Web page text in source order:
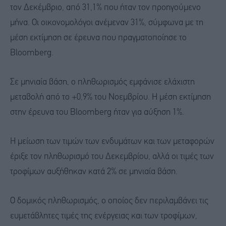
τον Δεκέμβριο, από 31,1% που ήταν τον προηγούμενο
μήνα. Οι οικονομολόγοι ανέμεναν 31%, σύμφωνα με τη
μέση εκτίμηση σε έρευνα που πραγματοποίησε το
Bloomberg.
Σε μηνιαία βάση, ο πληθωρισμός εμφάνισε ελάχιστη
μεταβολή από το +0,9% του Νοεμβρίου. Η μέση εκτίμηση
στην έρευνα του Bloomberg ήταν για αύξηση 1%.
Η μείωση των τιμών των ενδυμάτων και των μεταφορών
έριξε τον πληθωρισμό του Δεκεμβρίου, αλλά οι τιμές των
τροφίμων αυξήθηκαν κατά 2% σε μηνιαία βάση.
Ο δομικός πληθωρισμός, ο οποίος δεν περιλαμβάνει τις
ευμετάβλητες τιμές της ενέργειας και των τροφίμων,